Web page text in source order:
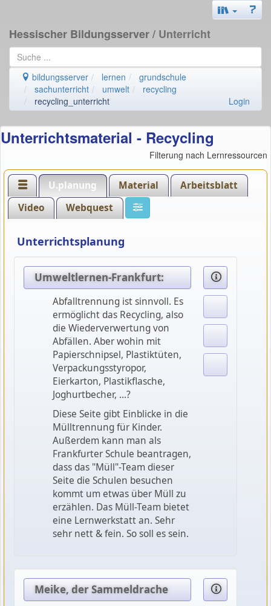
Hessischer Bildungsserver/ Unterricht
bildungsserver lernen
grundschule
sachunterricht
umwelt
recycling
recycling_unterricht
Login
Unterrichtsmaterial - Recycling
Filterung nach Lernressourcen
U.planung Material
Arbeitsblatt
Video
Webquest
Unterrichtsplanung
Umweltlernen-Frankfurt:
Abfalltrennung ist sinnvoll. Es
ermöglicht das Recycling, also
die Wiederverwertung von
Abfällen. Aber wohin mit
Papierschnipsel, Plastiktüten,
Verpackungsstyropor,
Eierkarton, Plastikflasche,
Joghurtbecher, ...?
Diese Seite gibt Einblicke in die
Mülltrennung für Kinder.
Außerdem kann man als
Frankfurter Schule beantragen,
dass das "Müll"-Team dieser
Seite die Schulen besuchen
kommt um etwas über Müll zu
erzählen. Das Müll-Team bietet
eine Lernwerkstatt an. Sehr
sehr nett & fein. So soll es sein.
Meike, der Sammeldrache